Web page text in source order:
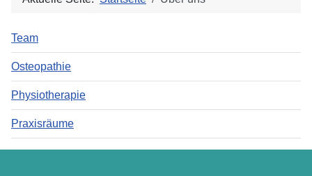
Team
Osteopathie
Physiotherapie
Praxisräume